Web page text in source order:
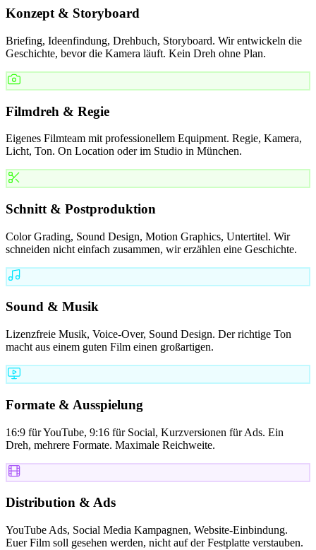
Konzept & Storyboard
Briefing, Ideenfindung, Drehbuch, Storyboard. Wir entwickeln die
Geschichte, bevor die Kamera läuft. Kein Dreh ohne Plan.
Filmdreh & Regie
Eigenes Filmteam mit professionellem Equipment. Regie, Kamera,
Licht, Ton. On Location oder im Studio in München.
Schnitt & Postproduktion
Color Grading, Sound Design, Motion Graphics, Untertitel. Wir
schneiden nicht einfach zusammen, wir erzählen eine Geschichte.
Sound & Musik
Lizenzfreie Musik, Voice-Over, Sound Design. Der richtige Ton
macht aus einem guten Film einen großartigen.
Formate & Ausspielung
16:9 für YouTube, 9:16 für Social, Kurzversionen für Ads. Ein
Dreh, mehrere Formate. Maximale Reichweite.
Distribution & Ads
YouTube Ads, Social Media Kampagnen, Website-Einbindung.
Euer Film soll gesehen werden, nicht auf der Festplatte verstauben.